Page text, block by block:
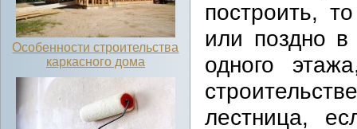
Особенности строительства
каркасного дома
построить,
или поздно
одного
лестница,